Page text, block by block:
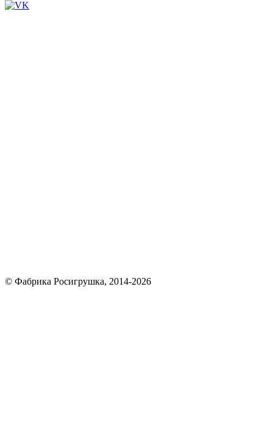
© Фабрика Росигрушка, 2014-2026